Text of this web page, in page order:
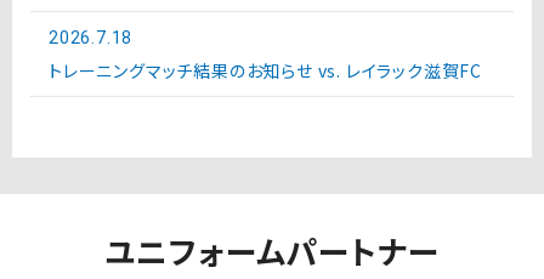
2026.7.18
トレーニングマッチ結果のお知らせ vs. レイラック滋賀FC
ユニフォームパートナー